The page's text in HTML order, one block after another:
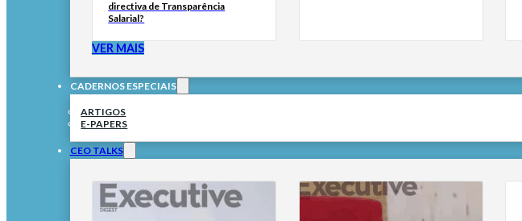
directiva de Transparência
Salarial?
VER MAIS
CADERNOS ESPECIAIS
ARTIGOS
E-PAPERS
CEO TALKS